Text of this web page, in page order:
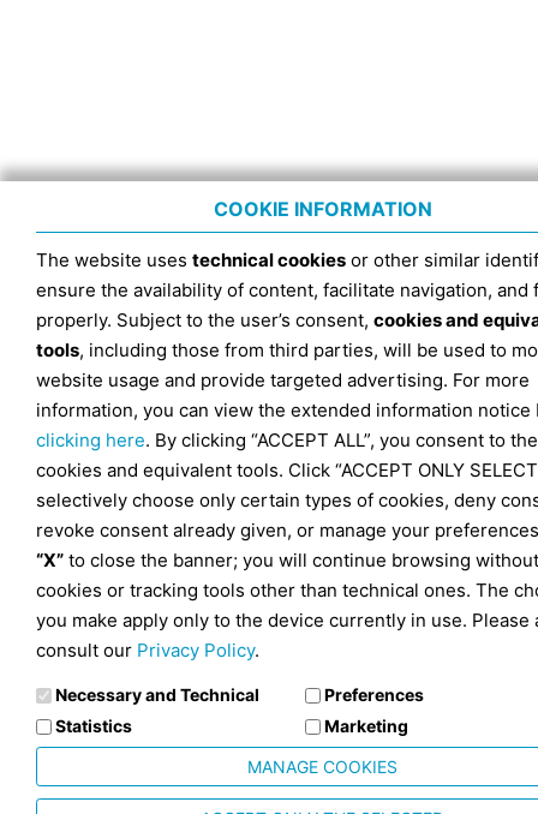
COOKIE INFORMATION
The website uses technical cookies or other similar
ensure the availability of content, facilitate navigation, and
properly. Subject to the user’s consent, cookies and
tools, including those from third parties, will be used to
website usage and provide targeted advertising. For more
information, you can view the extended information notice
clicking here. By clicking “ACCEPT ALL”, you consent to
cookies and equivalent tools. Click “ACCEPT ONLY
selectively choose only certain types of cookies, deny
revoke consent already given, or manage your
“X” to close the banner; you will continue browsing without
cookies or tracking tools other than technical ones. The
you make apply only to the device currently in use. Please
consult our Privacy Policy.
Necessary and Technical
Preferences
Statistics
Marketing
MANAGE COOKIES